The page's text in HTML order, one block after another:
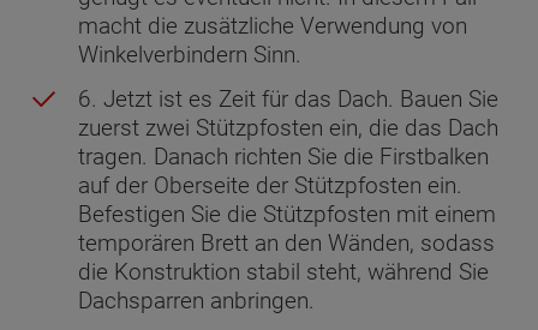
macht die zusätzliche Verwendung von
Winkelverbindern Sinn.
6. Jetzt ist es Zeit für das Dach. Bauen Sie
zuerst zwei Stützpfosten ein, die das Dach
tragen. Danach richten Sie die Firstbalken
auf der Oberseite der Stützpfosten ein.
Befestigen Sie die Stützpfosten mit einem
temporären Brett an den Wänden, sodass
die Konstruktion stabil steht, während Sie
Dachsparren anbringen.